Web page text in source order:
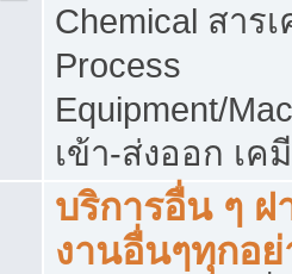
Chemical สาร
Process
Equipment/
เข้า-ส่งออก เ
บริการอื่น ๆ
งานอื่นๆทุกอ